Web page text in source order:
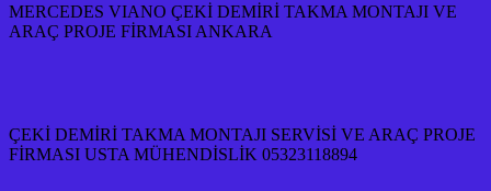
MERCEDES VIANO ÇEKİ DEMİRİ TAKMA MONTAJI VE
ARAÇ PROJE FİRMASI ANKARA
ÇEKİ DEMİRİ TAKMA MONTAJI SERVİSİ VE ARAÇ PROJE
FİRMASI USTA MÜHENDİSLİK 05323118894